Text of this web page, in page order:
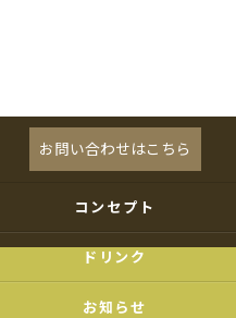
お問い合わせはこちら
コンセプト
ドリンク
お知らせ